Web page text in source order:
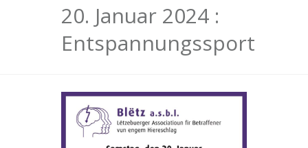
20. Januar 2024 :
Entspannungssport